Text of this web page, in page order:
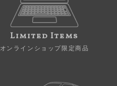
Limited Items
オンラインショップ限定商品